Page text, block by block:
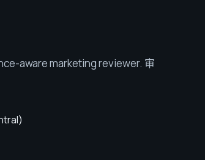
aware marketing reviewer. 审
)